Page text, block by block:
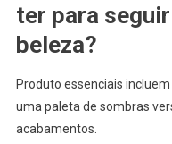
ter para
beleza?
Produto essenciais
uma paleta de sombras
acabamentos.